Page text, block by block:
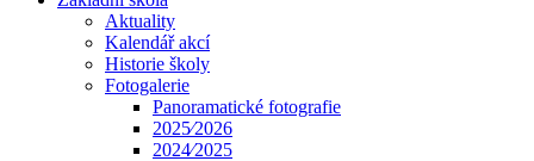
Aktuality
Kalendář akcí
Historie školy
Fotogalerie
Panoramatické fotografie
2025⁄2026
2024⁄2025